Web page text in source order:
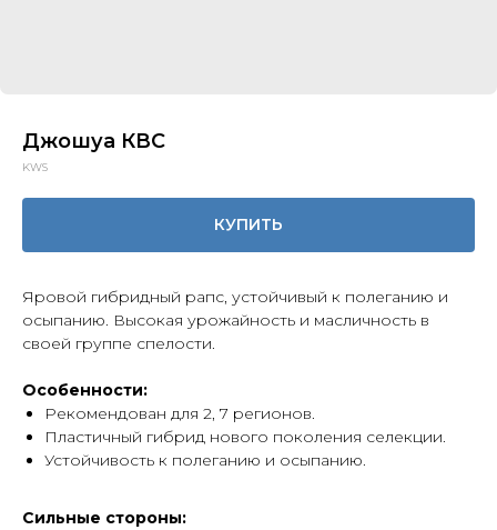
Джошуа КВС
KWS
КУПИТЬ
Яровой гибридный рапс, устойчивый к полеганию и
осыпанию. Высокая урожайность и масличность в
своей группе спелости.
Особенности:
Рекомендован для 2, 7 регионов.
Пластичный гибрид нового поколения селекции.
Устойчивость к полеганию и осыпанию.
Сильные стороны: